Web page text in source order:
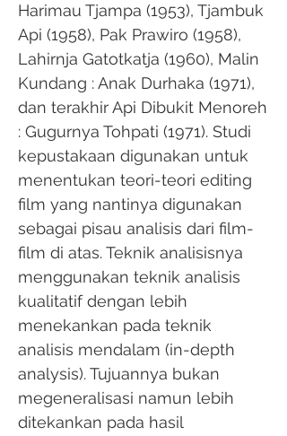
Harimau Tjampa (1953), Tjambuk
Api (1958), Pak Prawiro (1958),
Lahirnja Gatotkatja (1960), Malin
Kundang : Anak Durhaka (1971),
dan terakhir Api Dibukit Menoreh
: Gugurnya Tohpati (1971). Studi
kepustakaan digunakan untuk
menentukan teori-teori editing
film yang nantinya digunakan
sebagai pisau analisis dari film-
film di atas. Teknik analisisnya
menggunakan teknik analisis
kualitatif dengan lebih
menekankan pada teknik
analisis mendalam (in-depth
analysis). Tujuannya bukan
megeneralisasi namun lebih
ditekankan pada hasil